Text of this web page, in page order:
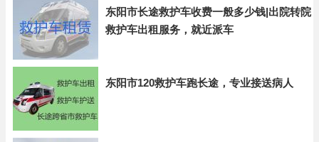
东阳市长途救护车收费一般多少钱|出院转院
救护车出租服务，就近派车
东阳市120救护车跑长途，专业接送病人